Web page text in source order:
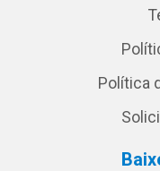
Política